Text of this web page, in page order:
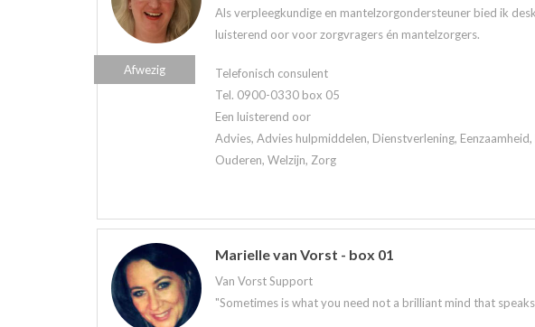
Als verpleegkundige en mantelzorgondersteuner bied ik
luisterend oor voor zorgvragers én mantelzorgers.
Telefonisch consulent
Tel. 0900-0330 box 05
Een luisterend oor
Advies, Advies hulpmiddelen, Dienstverlening,
Ouderen, Welzijn, Zorg
Afwezig
Marielle van Vorst - box 01
Van Vorst Support
"Sometimes is what you need not a brilliant mind that